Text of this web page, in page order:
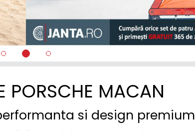
PORSCHE MACAN
si design premium